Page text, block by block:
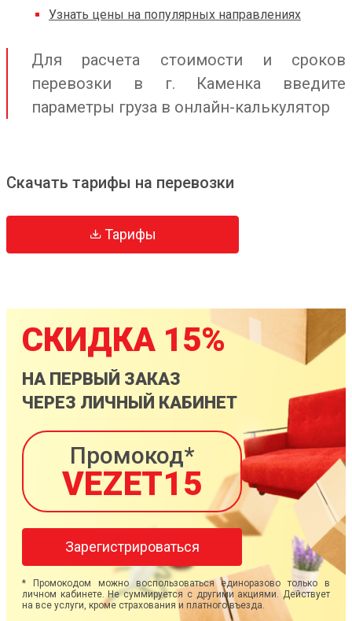
Узнать цены на популярных направлениях
Для расчета стоимости и сроков
перевозки в г. Каменка введите
параметры груза в онлайн-калькулятор
Скачать тарифы на перевозки
Тарифы
СКИДКА 15%
НА ПЕРВЫЙ ЗАКАЗ
ЧЕРЕЗ ЛИЧНЫЙ КАБИНЕТ
Промокод*
VEZET15
Зарегистрироваться
* Промокодом можно воспользоваться единоразово только в
личном кабинете. Не суммируется с другими акциями. Действует
на все услуги, кроме страхования и платного въезда.